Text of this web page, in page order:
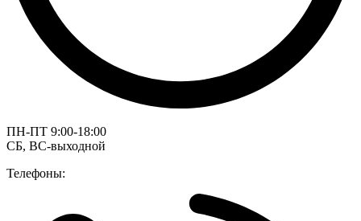
ПН-ПТ 9:00-18:00
СБ, ВС-выходной
Телефоны: